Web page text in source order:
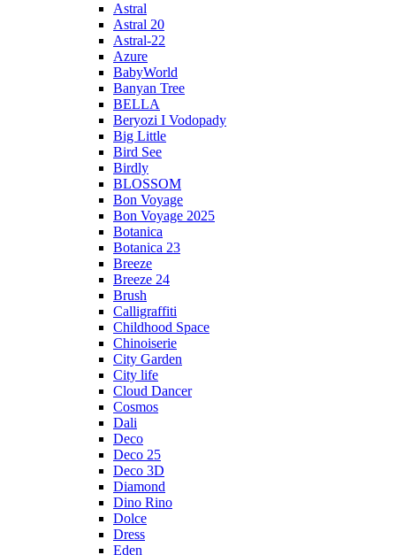
Astral
Astral 20
Astral-22
Azure
BabyWorld
Banyan Tree
BELLA
Beryozi I Vodopady
Big Little
Bird See
Birdly
BLOSSOM
Bon Voyage
Bon Voyage 2025
Botanica
Botanica 23
Breeze
Breeze 24
Brush
Calligraffiti
Childhood Space
Chinoiserie
City Garden
City life
Cloud Dancer
Cosmos
Dali
Deco
Deco 25
Deco 3D
Diamond
Dino Rino
Dolce
Dress
Eden